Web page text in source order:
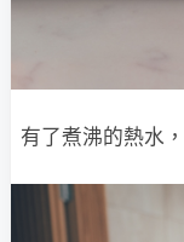
有了煮沸的熱水